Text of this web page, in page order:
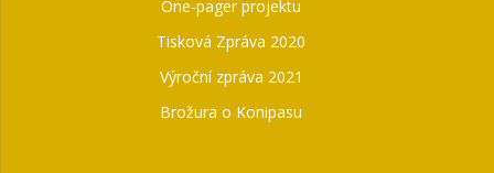
One-pager projektu
Tisková Zpráva 2020
Výroční zpráva 2021
Brožura o Konipasu